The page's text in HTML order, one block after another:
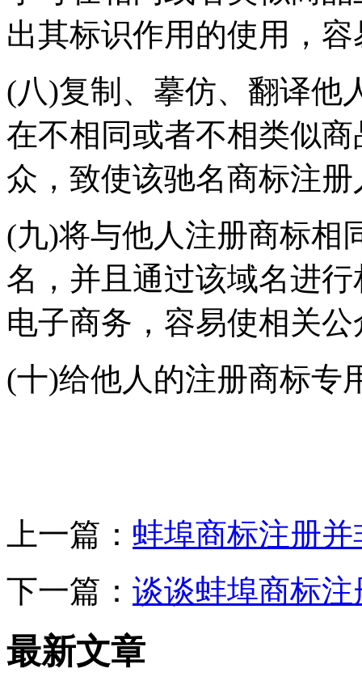
出其标识作用的使用，
(八)复制、摹仿、翻译他
在不相同或者不相类似
众，致使该驰名商标注
(九)将与他人注册商标相
名，并且通过该域名进
电子商务，容易使相关
(十)给他人的注册商标专
上一篇： 蚌埠商标注册并
下一篇： 谈谈蚌埠商标
最新文章